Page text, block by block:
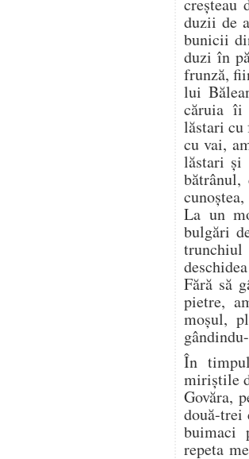
creșteau
duzii de
bunicii
duzi în
frunză,
lui
căruia îi
lăstari cu
cu vai,
lăstari și
La un
bulgări
Fără să
pietre,
moșul,
În
miriștile
Govăra,
două-trei
buimaci
repeta